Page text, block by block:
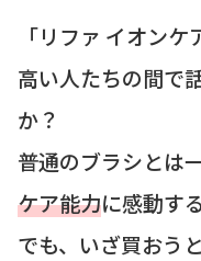
「リファ イオン
高い人たちの間で
か？
普通のブラシとは
ケア能力に感動す
でも、いざ買おう